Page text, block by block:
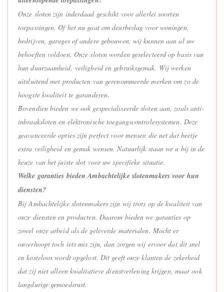
Onze sloten zijn inderdaad geschikt voor allerlei soorten
toepassingen. Of het nu gaat om deurbeslag voor woningen,
bedrijven, garages of andere gebouwen, wij kunnen aan al uw
behoeften voldoen. Onze sloten worden geselecteerd op basis van
hun duurzaamheid, veiligheid en gebruiksgemak. Wij werken
uitsluitend met producten van gerenommeerde merken om zo de
hoogste kwaliteit te garanderen.
Bovendien bieden we ook gespecialiseerde sloten aan, zoals anti-
inbraaksloten en elektronische toegangscontrolesystemen. Deze
geavanceerde opties zijn perfect voor mensen die net dat beetje
extra veiligheid en gemak wensen. Natuurlijk staan we u bij in de
keuze van het juiste slot voor uw specifieke situatie.
Welke garanties bieden Ambachtelijke slotenmakers voor hun
diensten?
Bij Ambachtelijke slotenmakers zijn wij trots op de kwaliteit van
onze diensten en producten. Daarom bieden we garanties op
zowel onze arbeid als de geleverde materialen. Mocht er
onverhoopt toch iets mis zijn, dan zorgen wij ervoor dat dit snel
en kosteloos wordt opgelost. Dit geeft onze klanten de zekerheid
dat zij niet alleen kwalitatieve dienstverlening krijgen, maar ook
langdurige gemoedsrust.